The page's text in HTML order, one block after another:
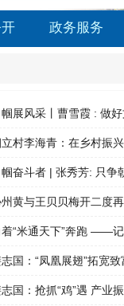
政务服务
帼展风采丨曹雪霞 : 做
村李海青：在乡村振
帼奋斗者 | 张秀芳: 只争
黄与王贝贝梅开二度
着“米通天下”奔跑 ——
国：“凤凰展翅”拓宽致
志国：抢抓“鸡”遇 产业